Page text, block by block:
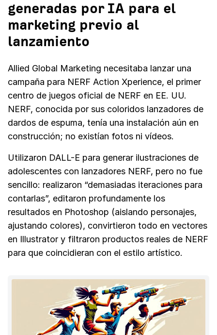
generadas por IA para el
marketing previo al
lanzamiento
Allied Global Marketing necesitaba lanzar una
campaña para NERF Action Xperience, el primer
centro de juegos oficial de NERF en EE. UU.
NERF, conocida por sus coloridos lanzadores de
dardos de espuma, tenía una instalación aún en
construcción; no existían fotos ni vídeos.
Utilizaron DALL-E para generar ilustraciones de
adolescentes con lanzadores NERF, pero no fue
sencillo: realizaron “demasiadas iteraciones para
contarlas”, editaron profundamente los
resultados en Photoshop (aislando personajes,
ajustando colores), convirtieron todo en vectores
en Illustrator y filtraron productos reales de NERF
para que coincidieran con el estilo artístico.